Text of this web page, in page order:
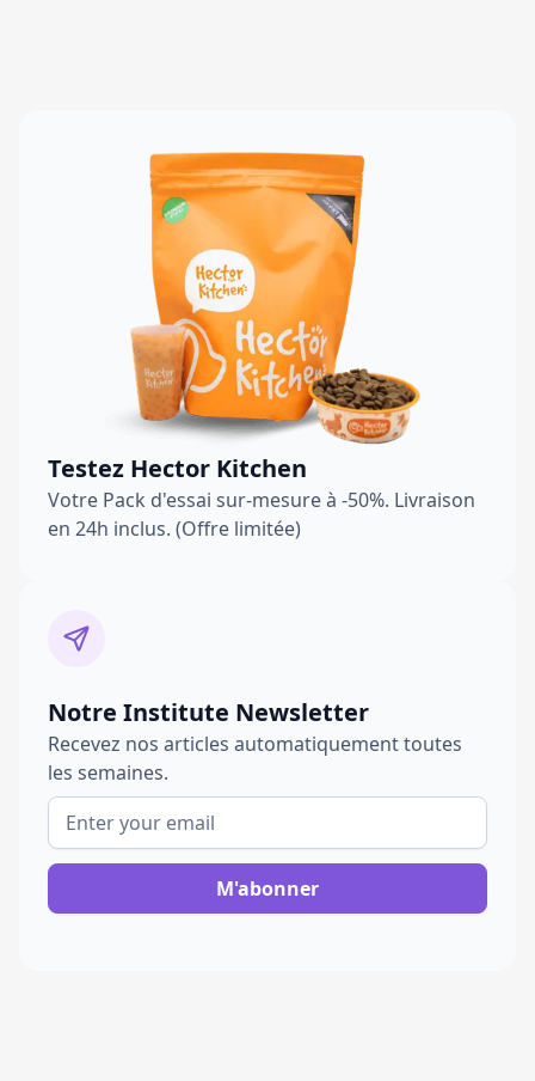
Testez Hector Kitchen
Votre Pack d'essai sur-mesure à -50%. Livraison
en 24h inclus. (Offre limitée)
Notre Institute Newsletter
Recevez nos articles automatiquement toutes
les semaines.